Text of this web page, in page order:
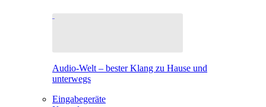
Audio-Welt – bester Klang zu Hause und
unterwegs
Eingabegeräte